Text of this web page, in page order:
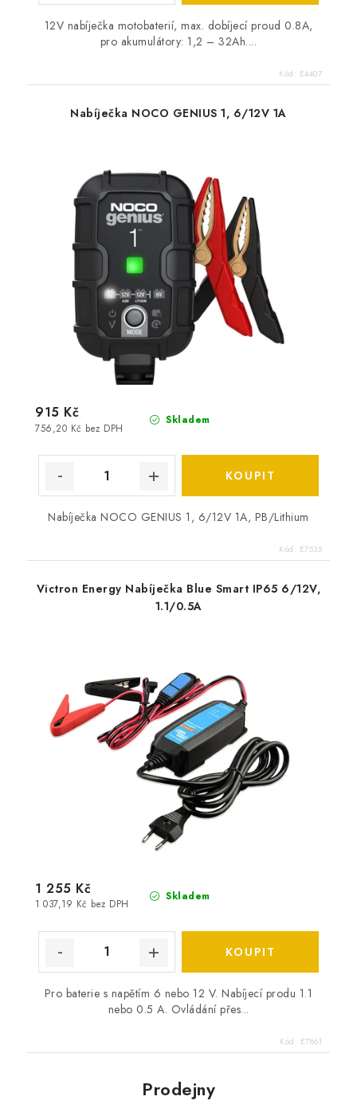
12V nabíječka motobaterií, max. dobíjecí proud 0.8A,
pro akumulátory: 1,2 – 32Ah....
Kód: E4407
Nabíječka NOCO GENIUS 1, 6/12V 1A
Skladem
756,20 Kč bez DPH
915 Kč
Nabíječka NOCO GENIUS 1, 6/12V 1A, PB/Lithium
Kód: E7535
Victron Energy Nabíječka Blue Smart IP65 6/12V,
1.1/0.5A
Skladem
1 037,19 Kč bez DPH
1 255 Kč
Pro baterie s napětím 6 nebo 12 V. Nabíjecí produ 1.1
nebo 0.5 A. Ovládání přes...
Kód: E7861
Prodejny